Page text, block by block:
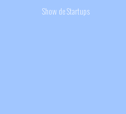
Show de Startups